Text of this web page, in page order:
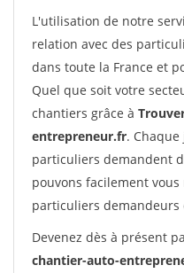
L'utilisation de notre
relation avec des
dans toute la France et
Quel que soit votre
chantiers grâce à
entrepreneur.fr.
particuliers demandent
pouvons facilement
particuliers
Devenez dès à présent
chantier-auto-